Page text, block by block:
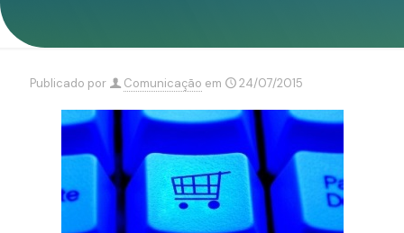
Publicado por Comunicação em 24/07/2015